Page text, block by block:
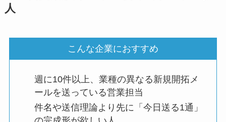
人
こんな企業におすすめ
週に10件以上、業種の異なる新規開拓メ
ールを送っている営業担当
件名や送信理論より先に「今日送る1通」